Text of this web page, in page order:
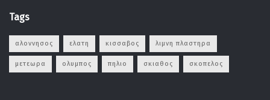
Tags
αλοννησος ελατη κισσαβος λιμνη πλαστηρα
μετεωρα ολυμπος πηλιο σκιαθος σκοπελος